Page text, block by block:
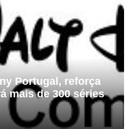
Portugal, reforça
mais de 300 séries